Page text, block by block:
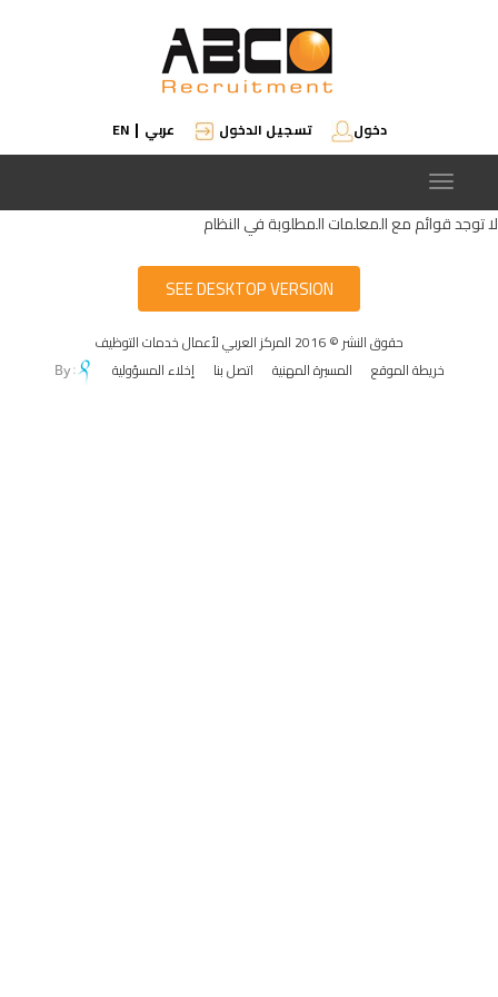
دخول تسجيل الدخول عربي |
EN
Toggle
navigation
لا توجد قوائم مع المعلمات المطلوبة في النظام
SEE DESKTOP VERSION
حقوق النشر © 2016 المركز العربي لأعمال خدمات التوظيف
خريطة الموقع
المسيرة المهنية اتصل بنا إخلاء المسؤولية